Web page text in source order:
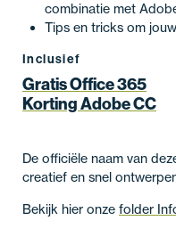
combinatie met
Tips en tricks om
Inclusief
Gratis Office 365
Korting Adobe CC
De officiële naam van
creatief en snel
Bekijk hier onze folder